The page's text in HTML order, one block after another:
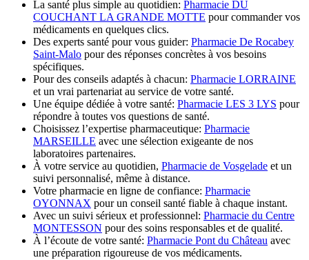
La santé plus simple au quotidien: Pharmacie DU
COUCHANT LA GRANDE MOTTE pour commander vos
médicaments en quelques clics.
Des experts santé pour vous guider: Pharmacie De Rocabey
Saint-Malo pour des réponses concrètes à vos besoins
spécifiques.
Pour des conseils adaptés à chacun: Pharmacie LORRAINE
et un vrai partenariat au service de votre santé.
Une équipe dédiée à votre santé: Pharmacie LES 3 LYS pour
répondre à toutes vos questions de santé.
Choisissez l’expertise pharmaceutique: Pharmacie
MARSEILLE avec une sélection exigeante de nos
laboratoires partenaires.
À votre service au quotidien, Pharmacie de Vosgelade et un
suivi personnalisé, même à distance.
Votre pharmacie en ligne de confiance: Pharmacie
OYONNAX pour un conseil santé fiable à chaque instant.
Avec un suivi sérieux et professionnel: Pharmacie du Centre
MONTESSON pour des soins responsables et de qualité.
À l’écoute de votre santé: Pharmacie Pont du Château avec
une préparation rigoureuse de vos médicaments.